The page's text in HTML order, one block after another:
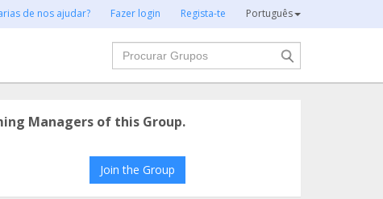
de nos ajudar? Fazer login Regista-te Português
Procurar
Managers of this Group.
Join the Group